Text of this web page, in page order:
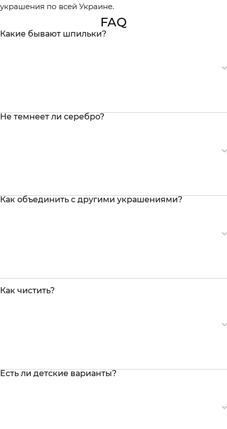
украшения по всей Украине.
FAQ
Какие бывают шпильки?
Не темнеет ли серебро?
Как объединить с другими украшениями?
Как чистить?
Есть ли детские варианты?